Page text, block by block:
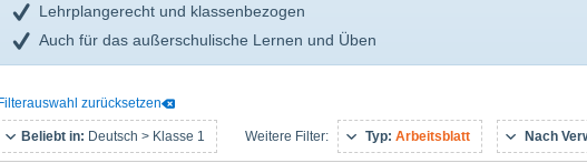
Lehrplangerecht und klassenbezogen
Auch für das außerschulische Lernen und Üben
Filterauswahl zurücksetzen
Beliebt in: Deutsch > Klasse 1 Weitere Filter: Typ: Arbeitsblatt Nach